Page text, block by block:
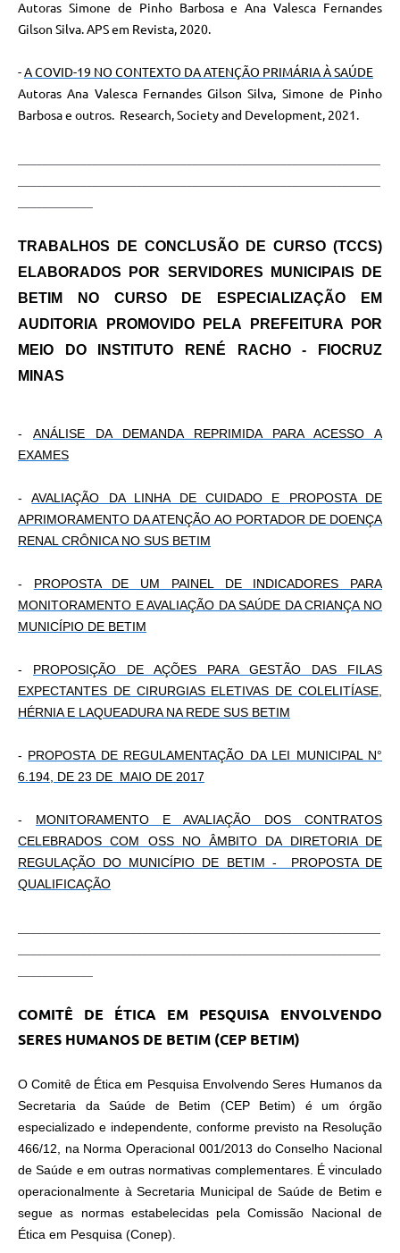
Autoras Simone de Pinho Barbosa e Ana Valesca Fernandes
Gilson Silva. APS em Revista, 2020.
-A COVID-19 NO CONTEXTO DA ATENÇÃO PRIMÁRIA À SAÚDE
Autoras Ana Valesca Fernandes Gilson Silva, Simone de Pinho
Barbosa e outros. Research, Society and Development, 2021.
TRABALHOS DE CONCLUSÃO DE CURSO (TCCS)
ELABORADOS POR SERVIDORES MUNICIPAIS DE
BETIM NO CURSO DE ESPECIALIZAÇÃO EM
AUDITORIA PROMOVIDO PELA PREFEITURA POR
MEIO DO INSTITUTO RENÉ RACHO - FIOCRUZ
MINAS
- ANÁLISE DA DEMANDA REPRIMIDA PARA ACESSO A
EXAMES
-AVALIAÇÃO DA LINHA DE CUIDADO E PROPOSTA DE
APRIMORAMENTO DA ATENÇÃO AO PORTADOR DE DOENÇA
RENAL CRÔNICA NO SUS BETIM
- PROPOSTA DE UM PAINEL DE INDICADORES PARA
MONITORAMENTO E AVALIAÇÃO DA SAÚDE DA CRIANÇA NO
MUNICÍPIO DE BETIM
- PROPOSIÇÃO DE AÇÕES PARA GESTÃO DAS FILAS
EXPECTANTES DE CIRURGIAS ELETIVAS DE COLELITÍASE,
HÉRNIA E LAQUEADURA NA REDE SUS BETIM
- PROPOSTA DE REGULAMENTAÇÃO DA LEI MUNICIPAL N°
6.194, DE 23 DE MAIO DE 2017
- MONITORAMENTO E AVALIAÇÃO DOS CONTRATOS
CELEBRADOS COM OSS NO ÂMBITO DA DIRETORIA DE
REGULAÇÃO DO MUNICÍPIO DE BETIM - PROPOSTA DE
QUALIFICAÇÃO
COMITÊ DE ÉTICA EM PESQUISA ENVOLVENDO
SERES HUMANOS DE BETIM (CEP BETIM)
O Comitê de Ética em Pesquisa Envolvendo Seres Humanos da
Secretaria da Saúde de Betim (CEP Betim) é um órgão
especializado e independente, conforme previsto na Resolução
466/12, na Norma Operacional 001/2013 do Conselho Nacional
de Saúde e em outras normativas complementares. É vinculado
operacionalmente à Secretaria Municipal de Saúde de Betim e
segue as normas estabelecidas pela Comissão Nacional de
Ética em Pesquisa (Conep).